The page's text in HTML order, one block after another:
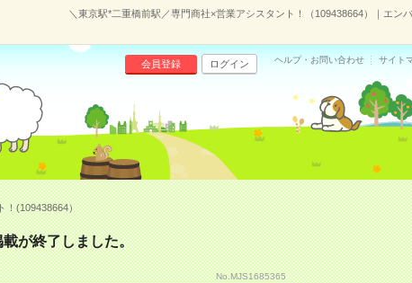
＼東京駅*二重橋前駅／専門商社×営業アシスタント！（109438664）｜エン
会員登録 ログイン ヘルプ・お問い合わせ サイト
！(109438664）
が終了しました。
No.MJS1685365